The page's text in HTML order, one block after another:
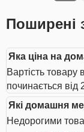
Поширені
Яка ціна на
Вартість товару
починається від
Які домашня
Недорогими